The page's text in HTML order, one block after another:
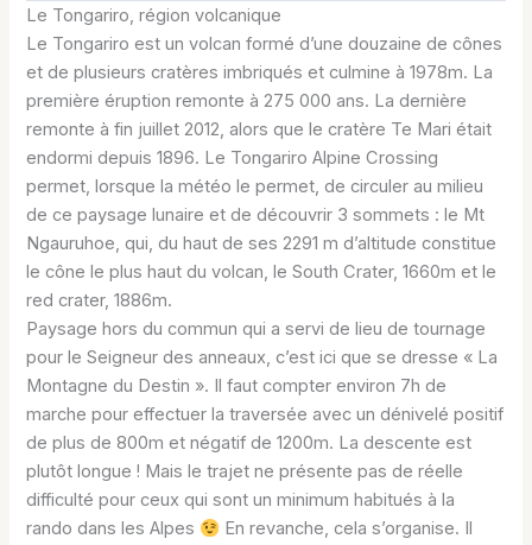
Le Tongariro, région volcanique
Le Tongariro est un volcan formé d’une douzaine de cônes
et de plusieurs cratères imbriqués et culmine à 1978m. La
première éruption remonte à 275 000 ans. La dernière
remonte à fin juillet 2012, alors que le cratère Te Mari était
endormi depuis 1896. Le Tongariro Alpine Crossing
permet, lorsque la météo le permet, de circuler au milieu
de ce paysage lunaire et de découvrir 3 sommets : le Mt
Ngauruhoe, qui, du haut de ses 2291 m d’altitude constitue
le cône le plus haut du volcan, le South Crater, 1660m et le
red crater, 1886m.
Paysage hors du commun qui a servi de lieu de tournage
pour le Seigneur des anneaux, c’est ici que se dresse « La
Montagne du Destin ». Il faut compter environ 7h de
marche pour effectuer la traversée avec un dénivelé positif
de plus de 800m et négatif de 1200m. La descente est
plutôt longue ! Mais le trajet ne présente pas de réelle
difficulté pour ceux qui sont un minimum habitués à la
rando dans les Alpes
En revanche, cela s’organise. Il